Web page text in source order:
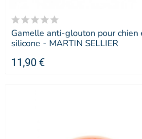
Gamelle anti-glouton pour chien
silicone - MARTIN SELLIER
11,90 €